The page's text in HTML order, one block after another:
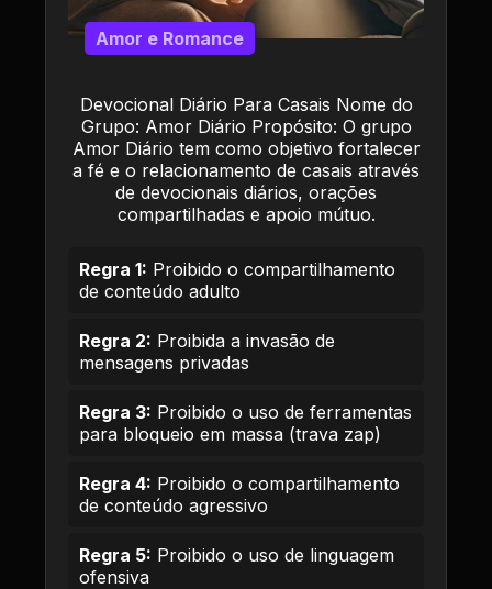
Devocional Diário Para Casais Nome do
Grupo: Amor Diário Propósito: O grupo
Amor Diário tem como objetivo fortalecer
a fé e o relacionamento de casais através
de devocionais diários, orações
compartilhadas e apoio mútuo.
Amor e Romance
Regra 1: Proibido o compartilhamento
de conteúdo adulto
Regra 2: Proibida a invasão de
mensagens privadas
Regra 3: Proibido o uso de ferramentas
para bloqueio em massa (trava zap)
Regra 4: Proibido o compartilhamento
de conteúdo agressivo
Regra 5: Proibido o uso de linguagem
ofensiva